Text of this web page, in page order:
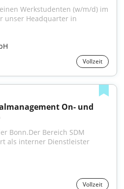
Werkstudenten (w/m/d) im
Vollzeit
On- und
Bonn.Der Bereich SDM
als interner Dienstleister
Vollzeit